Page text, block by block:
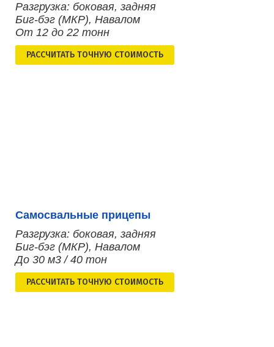
Разгрузка: боковая, задняя
Биг-бэг (МКР), Навалом
От 12 до 22 тонн
РАСCЧИТАТЬ ТОЧНУЮ СТОИМОСТЬ
Самосвальные прицепы
Разгрузка: боковая, задняя
Биг-бэг (МКР), Навалом
До 30 м3 / 40 тон
РАСCЧИТАТЬ ТОЧНУЮ СТОИМОСТЬ